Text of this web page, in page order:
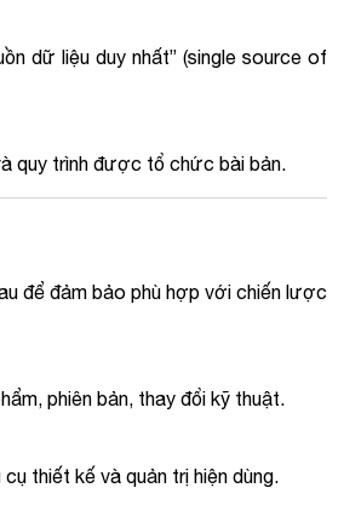
dữ liệu duy nhất” (single source of
quy trình được tổ chức bài bản.
để đảm bảo phù hợp với chiến lược
phiên bản, thay đổi kỹ thuật.
thiết kế và quản trị hiện dùng.